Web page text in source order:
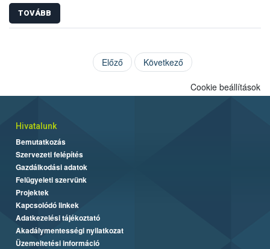
rezisztenciavizsgálatokat a Nébih?
TOVÁBB
Előző Következő
Cookie beállítások
Hivatalunk
Bemutatkozás
Szervezeti felépítés
Gazdálkodási adatok
Felügyeleti szervünk
Projektek
Kapcsolódó linkek
Adatkezelési tájékoztató
Akadálymentességi nyilatkozat
Üzemeltetési információ